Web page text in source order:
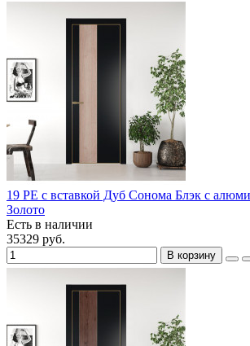
19 PE с вставкой Дуб Сонома Блэк с
Золото
Есть в наличии
35329 руб.
В корзину